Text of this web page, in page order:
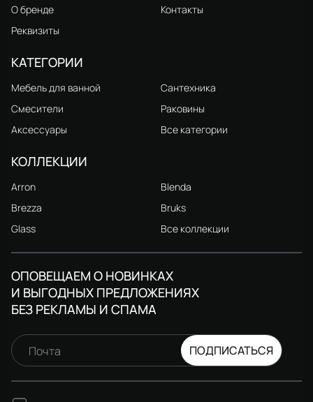
О бренде
Контакты
Реквизиты
КАТЕГОРИИ
Мебель для ванной
Сантехника
Смесители
Раковины
Аксессуары
Все категории
КОЛЛЕКЦИИ
Arron
Blenda
Brezza
Bruks
Glass
Все коллекции
ОПОВЕЩАЕМ О НОВИНКАХ
И ВЫГОДНЫХ ПРЕДЛОЖЕНИЯХ
БЕЗ РЕКЛАМЫ И СПАМА
Почта ПОДПИСАТЬСЯ